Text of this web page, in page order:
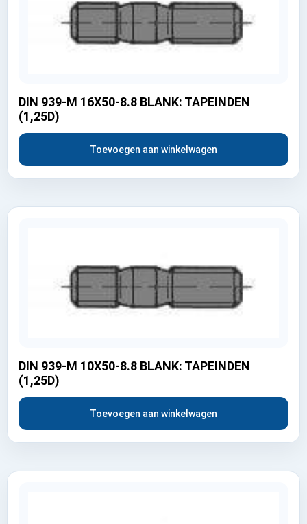
DIN 939-M 16X50-8.8 BLANK: TAPEINDEN
(1,25D)
Toevoegen aan winkelwagen
DIN 939-M 10X50-8.8 BLANK: TAPEINDEN
(1,25D)
Toevoegen aan winkelwagen